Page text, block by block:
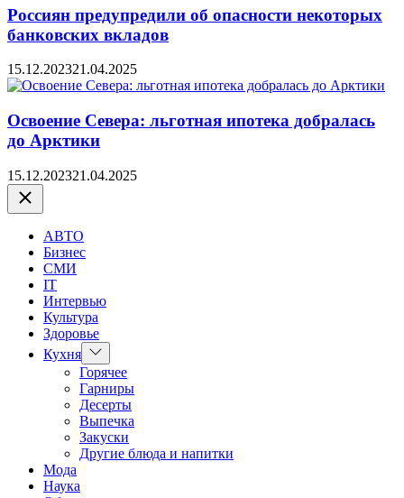
Россиян предупредили об опасности некоторых
банковских вкладов
15.12.202321.04.2025
Освоение Севера: льготная ипотека добралась
до Арктики
15.12.202321.04.2025
Закрыть
АВТО
Бизнес
СМИ
IT
Интервью
Культура
Здоровье
Кухня Показать
подменю
Горячее
Гарниры
Десерты
Выпечка
Закуски
Другие блюда и напитки
Мода
Наука